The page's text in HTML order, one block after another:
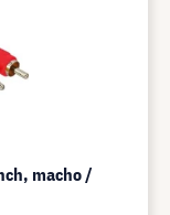
macho /